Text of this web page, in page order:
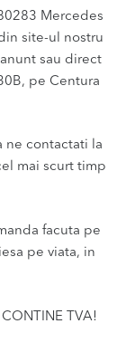
Mercedes
site-ul nostru
sau direct
pe Centura
ne contactati la
mai scurt timp
facuta pe
pe viata, in
TVA!